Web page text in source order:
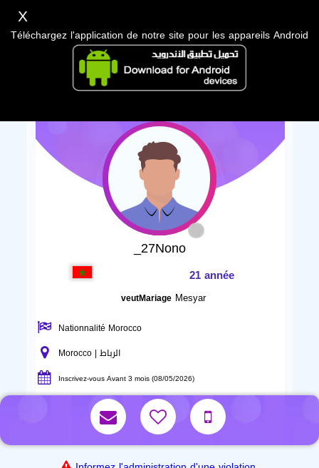
_27Nono
21 année
veutMariage Mesyar
Nationnalité Morocco
Morocco | الرباط
Inscrivez-vous Avant 3 mois (08/05/2026)
X
Téléchargez l'application de notre site pour les appareils Android